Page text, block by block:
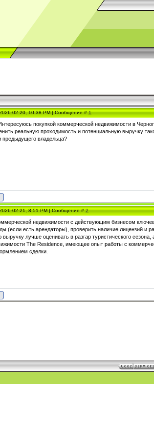
02-20, 10:38 PM | Сообщение #1
покупкой коммерческой недвижимости в
реальную проходимость и потенциальную выручку
предыдущего владельца?
02-21, 8:51 PM | Сообщение #2
недвижимости с действующим бизнесом
(если есть арендаторы), проверить наличие лицензий и
выручку лучше оценивать в разгар туристического
The Residence, имеющее опыт работы с
сделки.